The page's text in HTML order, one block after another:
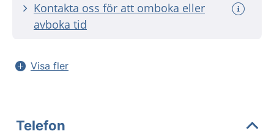
Kontakta oss för att omboka eller
avboka tid
Visa fler
Telefon